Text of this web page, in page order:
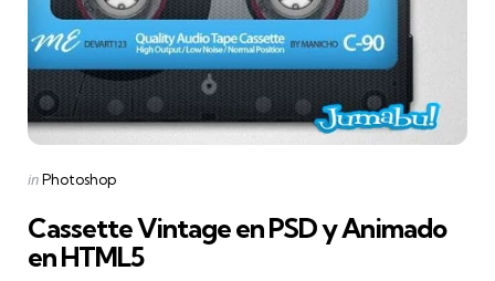
Posted
inPhotoshop
Cassette Vintage en PSD y Animado
en HTML5